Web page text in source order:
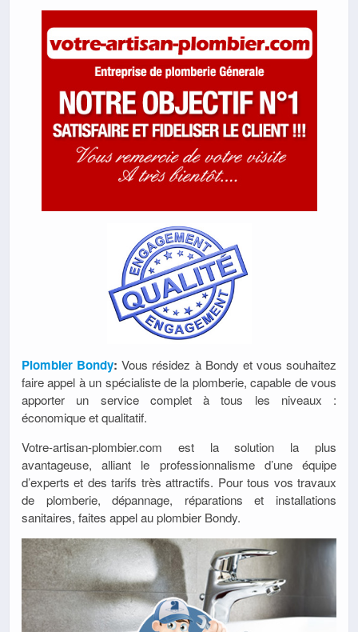
Plombier Bondy:Vous résidez à Bondy et vous souhaitez
faire appel à un spécialiste de la plomberie, capable de vous
apporter un service complet à tous les niveaux :
économique et qualitatif.
Votre-artisan-plombier.com est la solution la plus
avantageuse, alliant le professionnalisme d’une équipe
d’experts et des tarifs très attractifs. Pour tous vos travaux
de plomberie, dépannage, réparations et installations
sanitaires, faites appel au plombier Bondy.